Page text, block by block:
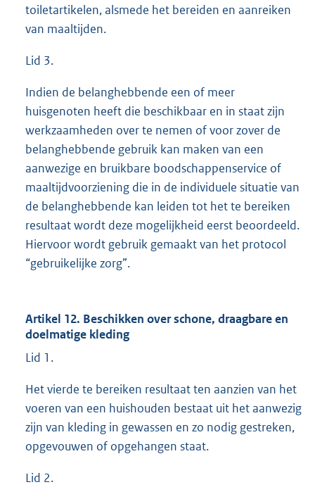
toiletartikelen, alsmede het bereiden en aanreiken
van maaltijden.
Lid 3.
Indien de belanghebbende een of meer
huisgenoten heeft die beschikbaar en in staat zijn
werkzaamheden over te nemen of voor zover de
belanghebbende gebruik kan maken van een
aanwezige en bruikbare boodschappenservice of
maaltijdvoorziening die in de individuele situatie van
de belanghebbende kan leiden tot het te bereiken
resultaat wordt deze mogelijkheid eerst beoordeeld.
Hiervoor wordt gebruik gemaakt van het protocol
“gebruikelijke zorg”.
Artikel 12. Beschikken over schone, draagbare en
doelmatige kleding
Lid 1.
Het vierde te bereiken resultaat ten aanzien van het
voeren van een huishouden bestaat uit het aanwezig
zijn van kleding in gewassen en zo nodig gestreken,
opgevouwen of opgehangen staat.
Lid 2.